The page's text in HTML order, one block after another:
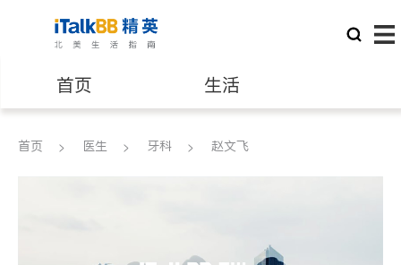
首页 生活
医生 律师
首页 医生 牙科 赵文飞